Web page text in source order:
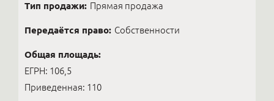
Тип продажи: Прямая продажа
Передаётся право: Собственности
Общая площадь:
ЕГРН: 106,5
Приведенная: 110